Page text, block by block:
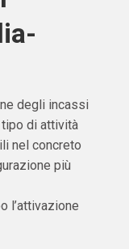
degli incassi
di attività
nel concreto
più
l’attivazione